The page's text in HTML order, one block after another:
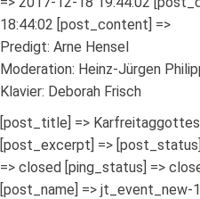
18:44:02 [post_content] =>
Predigt: Arne Hensel
Moderation: Heinz-Jürgen
Klavier: Deborah Frisch
[post_title] =>
[post_excerpt] =>
=> closed [ping_status] =>
[post_name] => jt_event_new-